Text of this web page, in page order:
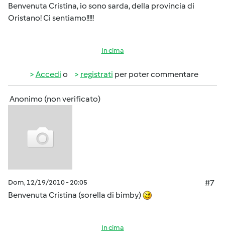
Benvenuta Cristina, io sono sarda, della provincia di
Oristano! Ci sentiamo!!!!!
In cima
Accedi o registrati per poter commentare
Anonimo (non verificato)
Dom, 12/19/2010 - 20:05
#7
Benvenuta Cristina (sorella di bimby)
In cima